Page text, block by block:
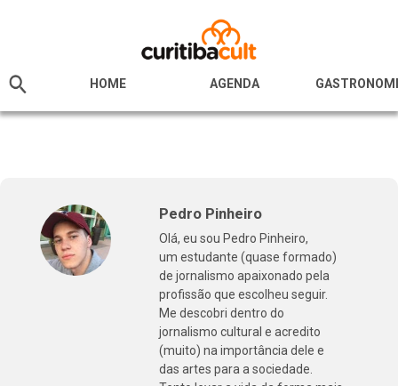
HOME AGENDA
Pedro Pinheiro
Olá, eu sou Pedro Pinheiro,
um estudante (quase formado)
de jornalismo apaixonado pela
profissão que escolheu seguir.
Me descobri dentro do
jornalismo cultural e acredito
(muito) na importância dele e
das artes para a sociedade.